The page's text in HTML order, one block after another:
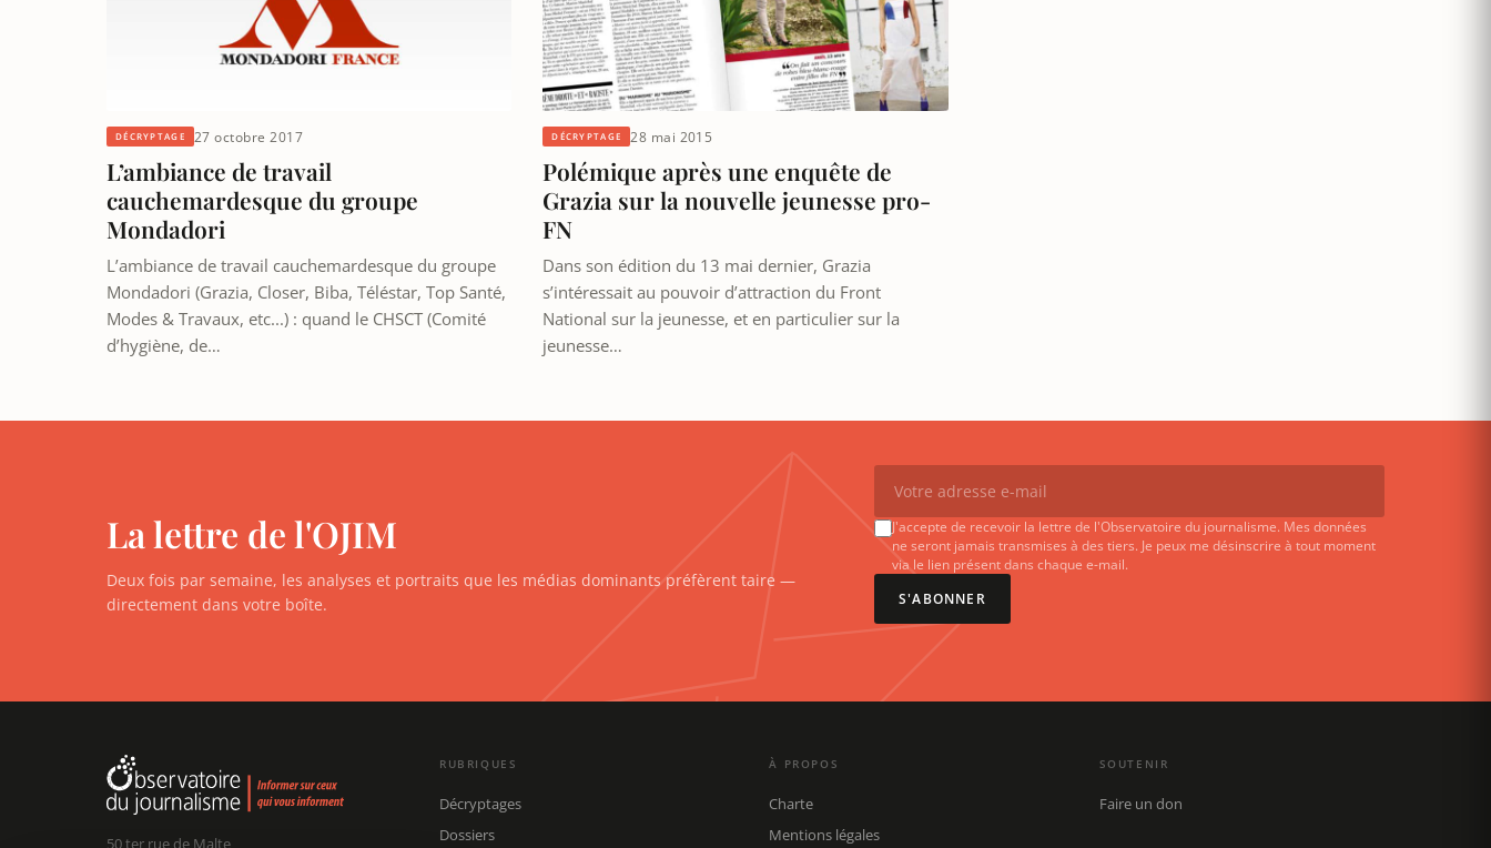
DÉCRYPTAGE 27 octobre 2017
L’ambiance de travail
cauchemardesque du groupe
Mondadori
L’ambiance de travail cauchemardesque du groupe
Mondadori (Grazia, Closer, Biba, Téléstar, Top Santé,
Modes & Travaux, etc...) : quand le CHSCT (Comité
d’hygiène, de…
DÉCRYPTAGE 28 mai 2015
Polémique après une enquête de
Grazia sur la nouvelle jeunesse pro-
FN
Dans son édition du 13 mai dernier, Grazia
s’intéressait au pouvoir d’attraction du Front
National sur la jeunesse, et en particulier sur la
jeunesse…
La lettre de l'OJIM
Deux fois par semaine, les analyses et portraits que les médias dominants préfèrent taire —
directement dans votre boîte.
J'accepte de recevoir la lettre de l'Observatoire du journalisme. Mes données
ne seront jamais transmises à des tiers. Je peux me désinscrire à tout moment
via le lien présent dans chaque e-mail.
S'ABONNER
50 ter rue de Malte
RUBRIQUES
Décryptages
Dossiers
À PROPOS
Charte
Mentions légales
SOUTENIR
Faire un don